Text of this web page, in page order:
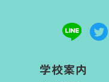
学校案内